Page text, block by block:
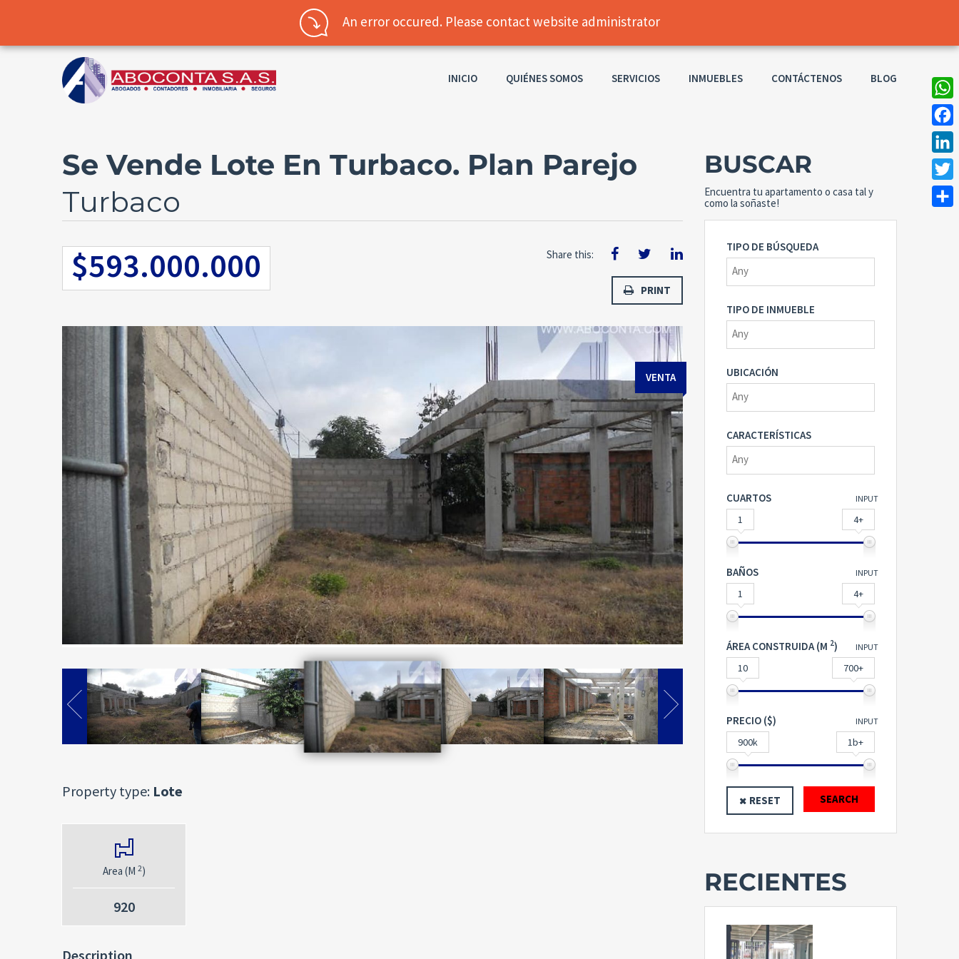
+57 3007332099
Username
Connect with:
Forgot
password? SIGN IN
Remember me
INICIO QUIÉNES SOMOS SERVICIOS INMUEBLES CONTÁCTENOS BLOG
Se Vende Lote En Turbaco. Plan Parejo
Turbaco
$593.000.000 Share this:
PRINT
VENTA
Property type: Lote
Area (M 2)
920
Description
BUSCAR
Encuentra tu apartamento o casa tal y
como la soñaste!
TIPO DE BÚSQUEDA
TIPO DE INMUEBLE
UBICACIÓN
CARACTERÍSTICAS
CUARTOS INPUT
1 4+
BAÑOS INPUT
1 4+
ÁREA CONSTRUIDA (M 2) INPUT
10 700+
PRECIO ($) INPUT
900k 1b+
RESET SEARCH
RECIENTES